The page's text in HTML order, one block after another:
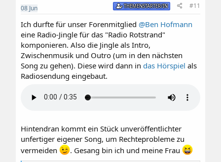
n
08 Jun THEMENSTARTER/IN #11
Ich durfte für unser Forenmitglied @Ben Hofmann
eine Radio-Jingle für das "Radio Rotstrand"
komponieren. Also die Jingle als Intro,
Zwischenmusik und Outro (um in den nächsten
Song zu gehen). Diese wird dann indas Hörspiel als
Radiosendung eingebaut.
Hintendran kommt ein Stück unveröffentlichter
unfertiger eigener Song, um Rechteprobleme zu
vermeiden
. Gesang bin ich und meine Frau